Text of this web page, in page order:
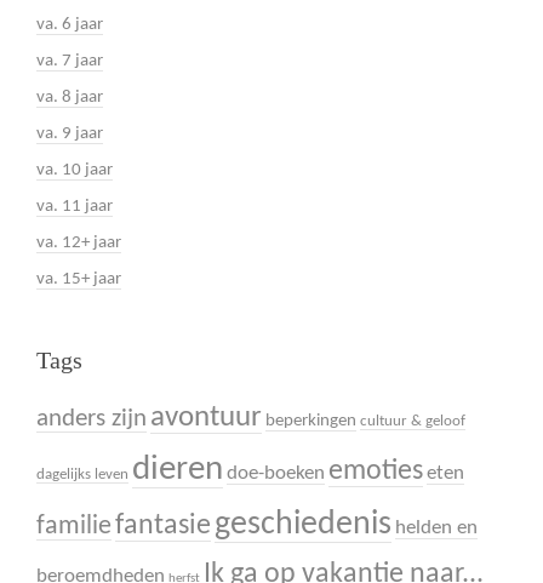
va. 6 jaar
va. 7 jaar
va. 8 jaar
va. 9 jaar
va. 10 jaar
va. 11 jaar
va. 12+ jaar
va. 15+ jaar
Tags
anders zijn avontuur beperkingen cultuur & geloof
dagelijks leven dieren doe-boeken emotieseten
familiefantasie geschiedenis helden en
beroemdheden herfst Ik ga op vakantie naar...